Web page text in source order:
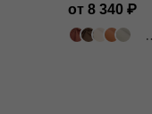
от 8 340